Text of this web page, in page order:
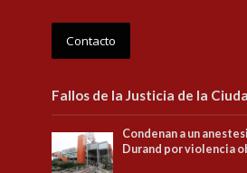
Contacto
Fallos de la Justicia de la
Condenan a un
Durand por violencia